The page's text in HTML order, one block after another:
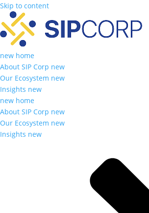
Skip to content
new home
About SIP Corp new
Our Ecosystem new
Insights new
new home
About SIP Corp new
Our Ecosystem new
Insights new